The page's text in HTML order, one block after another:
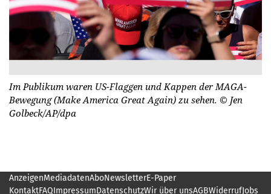
Im Publikum waren US-Flaggen und Kappen der MAGA-
Bewegung (Make America Great Again) zu sehen. © Jen
Golbeck/AP/dpa
AnzeigenMediadatenAboNewsletterE-Paper
KontaktFAQImpressumDatenschutzWir über unsAGBWiderrufJobs